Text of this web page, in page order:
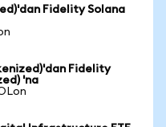
Fidelity Solana
Fidelity
'na